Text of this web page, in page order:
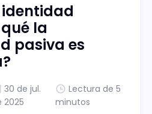
la
pasiva es
30 de jul.
2025
Lectura de 5
minutos